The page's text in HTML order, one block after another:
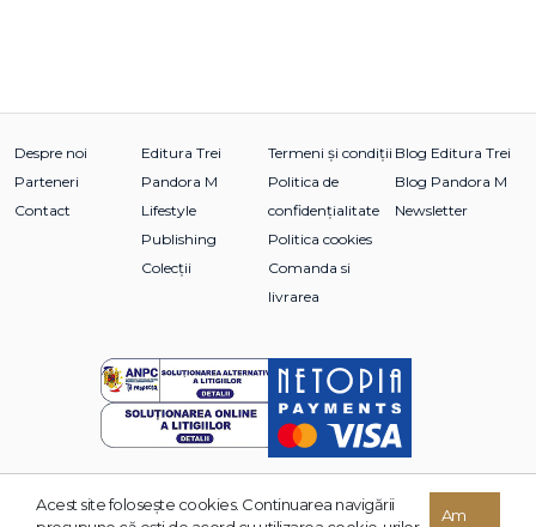
Despre noi
Parteneri
Contact
Editura Trei
Pandora M
Lifestyle
Publishing
Colecții
Termeni și condiții
Politica de
confidențialitate
Politica cookies
Comanda si
livrarea
Blog Editura Trei
Blog Pandora M
Newsletter
© 2026 Grupul Editorial TREI. Toate drepturile rezervate.
Acest site foloseşte cookies. Continuarea navigării
Am